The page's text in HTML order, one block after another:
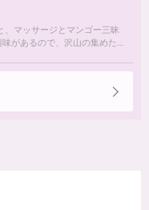
、マッサージとマンゴー三昧
があるので、沢山の集めた